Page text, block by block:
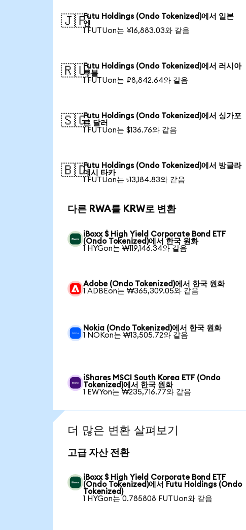
🇯🇵Futu Holdings (Ondo Tokenized)에서 일본
엔
1 FUTUon는 ¥16,883.03와 같음
🇷🇺Futu Holdings (Ondo Tokenized)에서 러시아
루블
1 FUTUon는 ₽8,842.64와 같음
🇸🇬Futu Holdings (Ondo Tokenized)에서 싱가포
르 달러
1 FUTUon는 $136.76와 같음
🇧🇩Futu Holdings (Ondo Tokenized)에서 방글라
데시 타카
1 FUTUon는 ৳13,184.83와 같음
다른 RWA를 KRW로 변환
iBoxx $ High Yield Corporate Bond ETF
(Ondo Tokenized)에서 한국 원화
1 HYGon는 ₩119,146.34와 같음
Adobe (Ondo Tokenized)에서 한국 원화
1 ADBEon는 ₩365,309.05와 같음
Nokia (Ondo Tokenized)에서 한국 원화
1 NOKon는 ₩13,505.72와 같음
iShares MSCI South Korea ETF (Ondo
Tokenized)에서 한국 원화
1 EWYon는 ₩235,716.77와 같음
더 많은 변환 살펴보기
고급 자산 전환
iBoxx $ High Yield Corporate Bond ETF
(Ondo Tokenized)에서 Futu Holdings (Ondo
Tokenized)
1 HYGon는 0.785808 FUTUon와 같음